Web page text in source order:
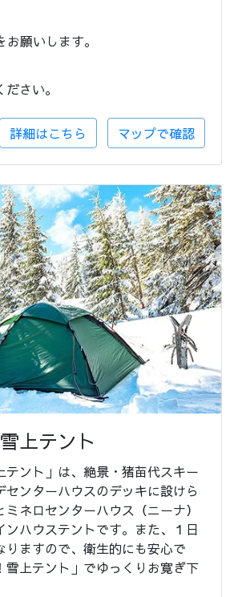
お願いします。
さい。
詳細はこちら マップで確認
上テント
テント」は、絶景・猪苗代スキー
センターハウスのデッキに設けら
ネロセンターハウス（ニーナ）
ンハウステントです。また、１日
りますので、衛生的にも安心で
雪上テント」でゆっくりお寛ぎ下